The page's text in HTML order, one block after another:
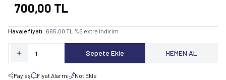
700,00 TL
Havale fiyatı : 665,00 TL %5 extra indirim
Sepete Ekle HEMEN AL
Paylaş Fiyat Alarmı Not Ekle